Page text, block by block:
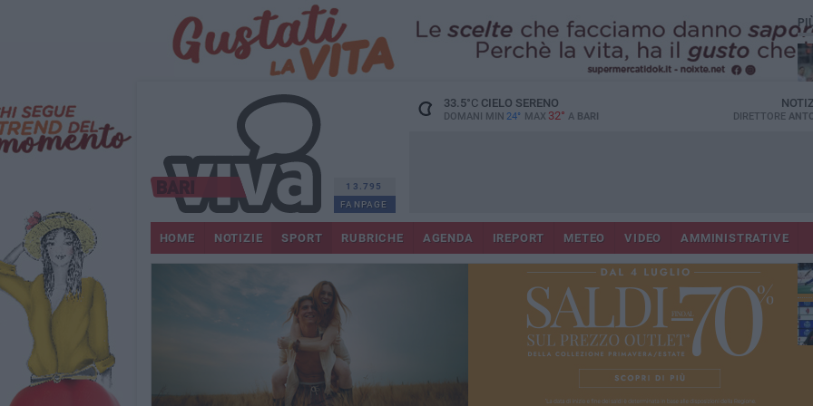
13.795
FANPAGE
33.5°CCIELO SERENO
DOMANI MIN 24° MAX 32° A BARI DIRETTORE
HOME NOTIZIE SPORT RUBRICHE AGENDA IREPORT METEO VIDEO AMMINISTRATIVE